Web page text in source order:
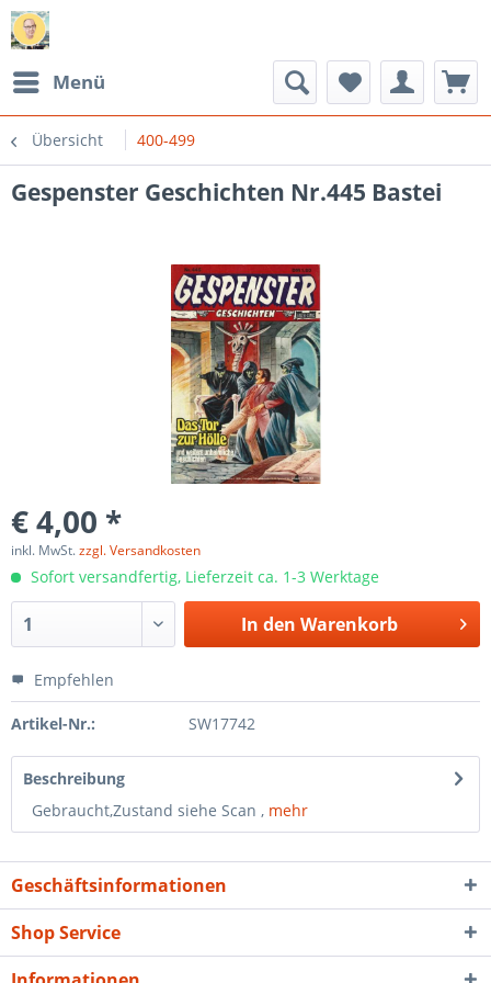
Menü
Übersicht 400-499
Gespenster Geschichten Nr.445 Bastei
€ 4,00 *
inkl. MwSt.zzgl. Versandkosten
Sofort versandfertig, Lieferzeit ca. 1-3 Werktage
In den Warenkorb
Empfehlen
Artikel-Nr.: SW17742
Beschreibung
Gebraucht,Zustand siehe Scan , mehr
Geschäftsinformationen
Shop Service